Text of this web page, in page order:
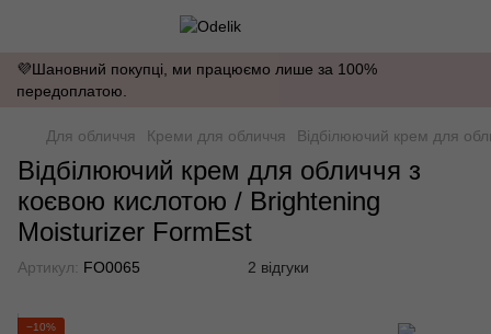
💜Шановний покупці, ми працюємо лише за 100%
передоплатою.
Для обличчя Креми для обличчя Відбілюючий крем для
Відбілюючий крем для обличчя з
коєвою кислотою / Brightening
Moisturizer FormEst
Артикул: FO0065 2 відгуки
−10%